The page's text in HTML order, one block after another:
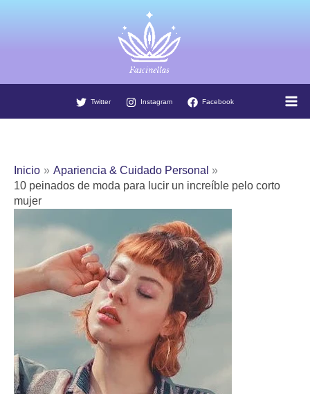
Twitter Instagram Facebook
Inicio
Apariencia & Cuidado Personal
10 peinados de moda para lucir un increíble pelo corto
mujer